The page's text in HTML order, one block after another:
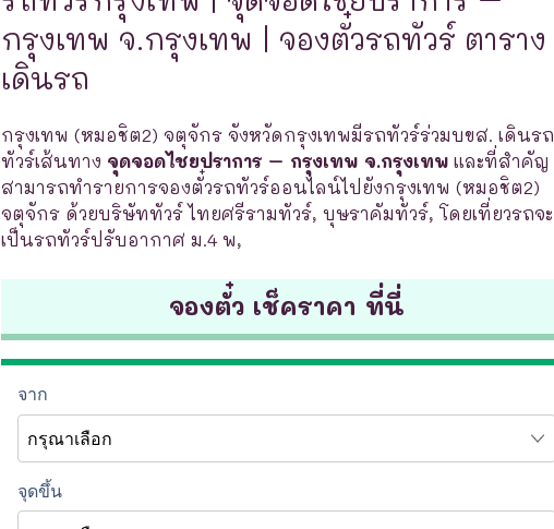
กรุงเทพ จ.กรุงเทพ | จองตั๋วรถทัวร์ ตาราง
เดินรถ
กรุงเทพ (หมอชิต2) จตุจักร จังหวัดกรุงเทพมีรถทัวร์ร่วมบขส. เดินรถ
ทัวร์เส้นทาง จุดจอดไชยปราการ – กรุงเทพ จ.กรุงเทพ และที่สำคัญ
สามารถทำรายการจองตั๋วรถทัวร์ออนไลน์ไปยังกรุงเทพ (หมอชิต2)
จตุจักร ด้วยบริษัททัวร์ ไทยศรีรามทัวร์, บุษราคัมทัวร์, โดยเที่ยวรถจะ
เป็นรถทัวร์ปรับอากาศ ม.4 พ,
จองตั๋ว เช็คราคา ที่นี่